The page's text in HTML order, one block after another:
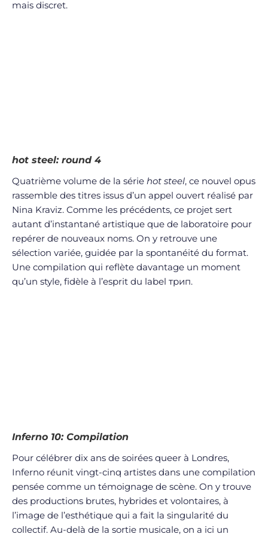
mais discret.
hot steel: round 4
Quatrième volume de la série hot steel, ce nouvel opus
rassemble des titres issus d’un appel ouvert réalisé par
Nina Kraviz. Comme les précédents, ce projet sert
autant d’instantané artistique que de laboratoire pour
repérer de nouveaux noms. On y retrouve une
sélection variée, guidée par la spontanéité du format.
Une compilation qui reflète davantage un moment
qu’un style, fidèle à l’esprit du label трип.
Inferno 10: Compilation
Pour célébrer dix ans de soirées queer à Londres,
Inferno réunit vingt-cinq artistes dans une compilation
pensée comme un témoignage de scène. On y trouve
des productions brutes, hybrides et volontaires, à
l’image de l’esthétique qui a fait la singularité du
collectif. Au-delà de la sortie musicale, on a ici un